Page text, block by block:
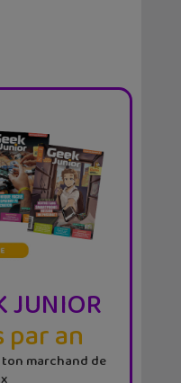
JUNIOR
par an
marchand de